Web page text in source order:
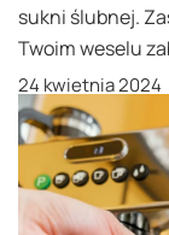
sukni ślubnej.
Twoim weselu
24 kwietnia 2024